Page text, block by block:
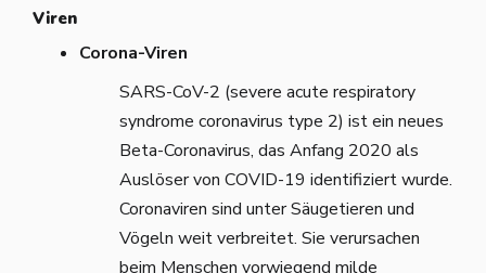
Viren
Corona-Viren
SARS-CoV-2 (severe acute respiratory
syndrome coronavirus type 2) ist ein neues
Beta-Coronavirus, das Anfang 2020 als
Auslöser von COVID-19 identifiziert wurde.
Coronaviren sind unter Säugetieren und
Vögeln weit verbreitet. Sie verursachen
beim Menschen vorwiegend milde